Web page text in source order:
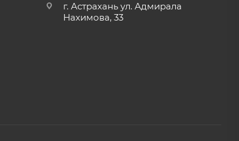
г. Астрахань ул. Адмирала
Нахимова, 33